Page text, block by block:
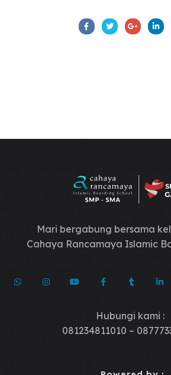
Mari bergabung bersama
Cahaya Rancamaya Islamic
Hubungi kami :
081234811010 –